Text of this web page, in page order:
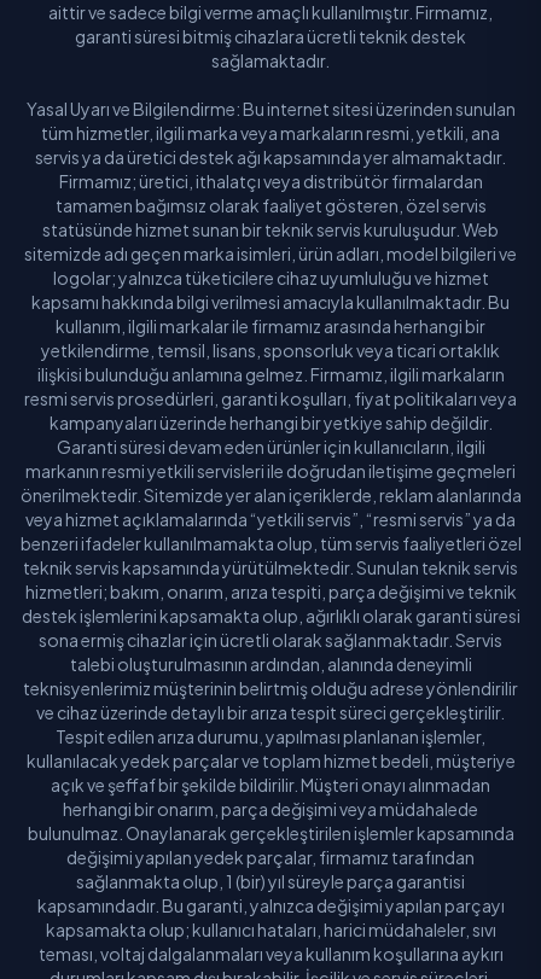
Kırıkkale
Kırşehir
Kocaeli
Konya
Kütahya
Malatya
Manisa
Mardin
Mersin
Muğla
Muş
Nevşehir
Niğde
Ordu
Osmaniye
Rize
Sakarya
aittir ve sadece bilgi verme amaçlı kullanılmıştır. Firmamız,
garanti süresi bitmiş cihazlara ücretli teknik destek
sağlamaktadır.
Yasal Uyarı ve Bilgilendirme: Bu internet sitesi üzerinden sunulan
tüm hizmetler, ilgili marka veya markaların resmi, yetkili, ana
servis ya da üretici destek ağı kapsamında yer almamaktadır.
Firmamız; üretici, ithalatçı veya distribütör firmalardan
tamamen bağımsız olarak faaliyet gösteren, özel servis
statüsünde hizmet sunan bir teknik servis kuruluşudur. Web
sitemizde adı geçen marka isimleri, ürün adları, model bilgileri ve
logolar; yalnızca tüketicilere cihaz uyumluluğu ve hizmet
kapsamı hakkında bilgi verilmesi amacıyla kullanılmaktadır. Bu
kullanım, ilgili markalar ile firmamız arasında herhangi bir
yetkilendirme, temsil, lisans, sponsorluk veya ticari ortaklık
ilişkisi bulunduğu anlamına gelmez. Firmamız, ilgili markaların
resmi servis prosedürleri, garanti koşulları, fiyat politikaları veya
kampanyaları üzerinde herhangi bir yetkiye sahip değildir.
Garanti süresi devam eden ürünler için kullanıcıların, ilgili
markanın resmi yetkili servisleri ile doğrudan iletişime geçmeleri
önerilmektedir. Sitemizde yer alan içeriklerde, reklam alanlarında
veya hizmet açıklamalarında “yetkili servis”, “resmi servis” ya da
benzeri ifadeler kullanılmamakta olup, tüm servis faaliyetleri özel
teknik servis kapsamında yürütülmektedir. Sunulan teknik servis
hizmetleri; bakım, onarım, arıza tespiti, parça değişimi ve teknik
destek işlemlerini kapsamakta olup, ağırlıklı olarak garanti süresi
sona ermiş cihazlar için ücretli olarak sağlanmaktadır. Servis
talebi oluşturulmasının ardından, alanında deneyimli
teknisyenlerimiz müşterinin belirtmiş olduğu adrese yönlendirilir
ve cihaz üzerinde detaylı bir arıza tespit süreci gerçekleştirilir.
Tespit edilen arıza durumu, yapılması planlanan işlemler,
kullanılacak yedek parçalar ve toplam hizmet bedeli, müşteriye
açık ve şeffaf bir şekilde bildirilir. Müşteri onayı alınmadan
herhangi bir onarım, parça değişimi veya müdahalede
bulunulmaz. Onaylanarak gerçekleştirilen işlemler kapsamında
değişimi yapılan yedek parçalar, firmamız tarafından
sağlanmakta olup, 1 (bir) yıl süreyle parça garantisi
kapsamındadır. Bu garanti, yalnızca değişimi yapılan parçayı
kapsamakta olup; kullanıcı hataları, harici müdahaleler, sıvı
teması, voltaj dalgalanmaları veya kullanım koşullarına aykırı